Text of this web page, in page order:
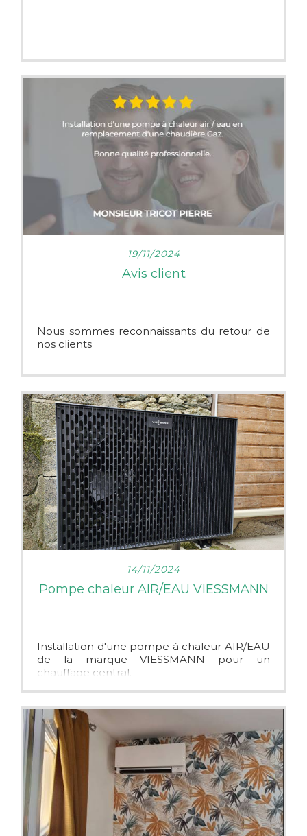
19/11/2024
Avis client
Nous sommes reconnaissants du retour de
nos clients
LIRE PLUS
14/11/2024
Pompe chaleur AIR/EAU VIESSMANN
Installation d'une pompe à chaleur AIR/EAU
de la marque VIESSMANN pour un
chauffage central.
LIRE PLUS